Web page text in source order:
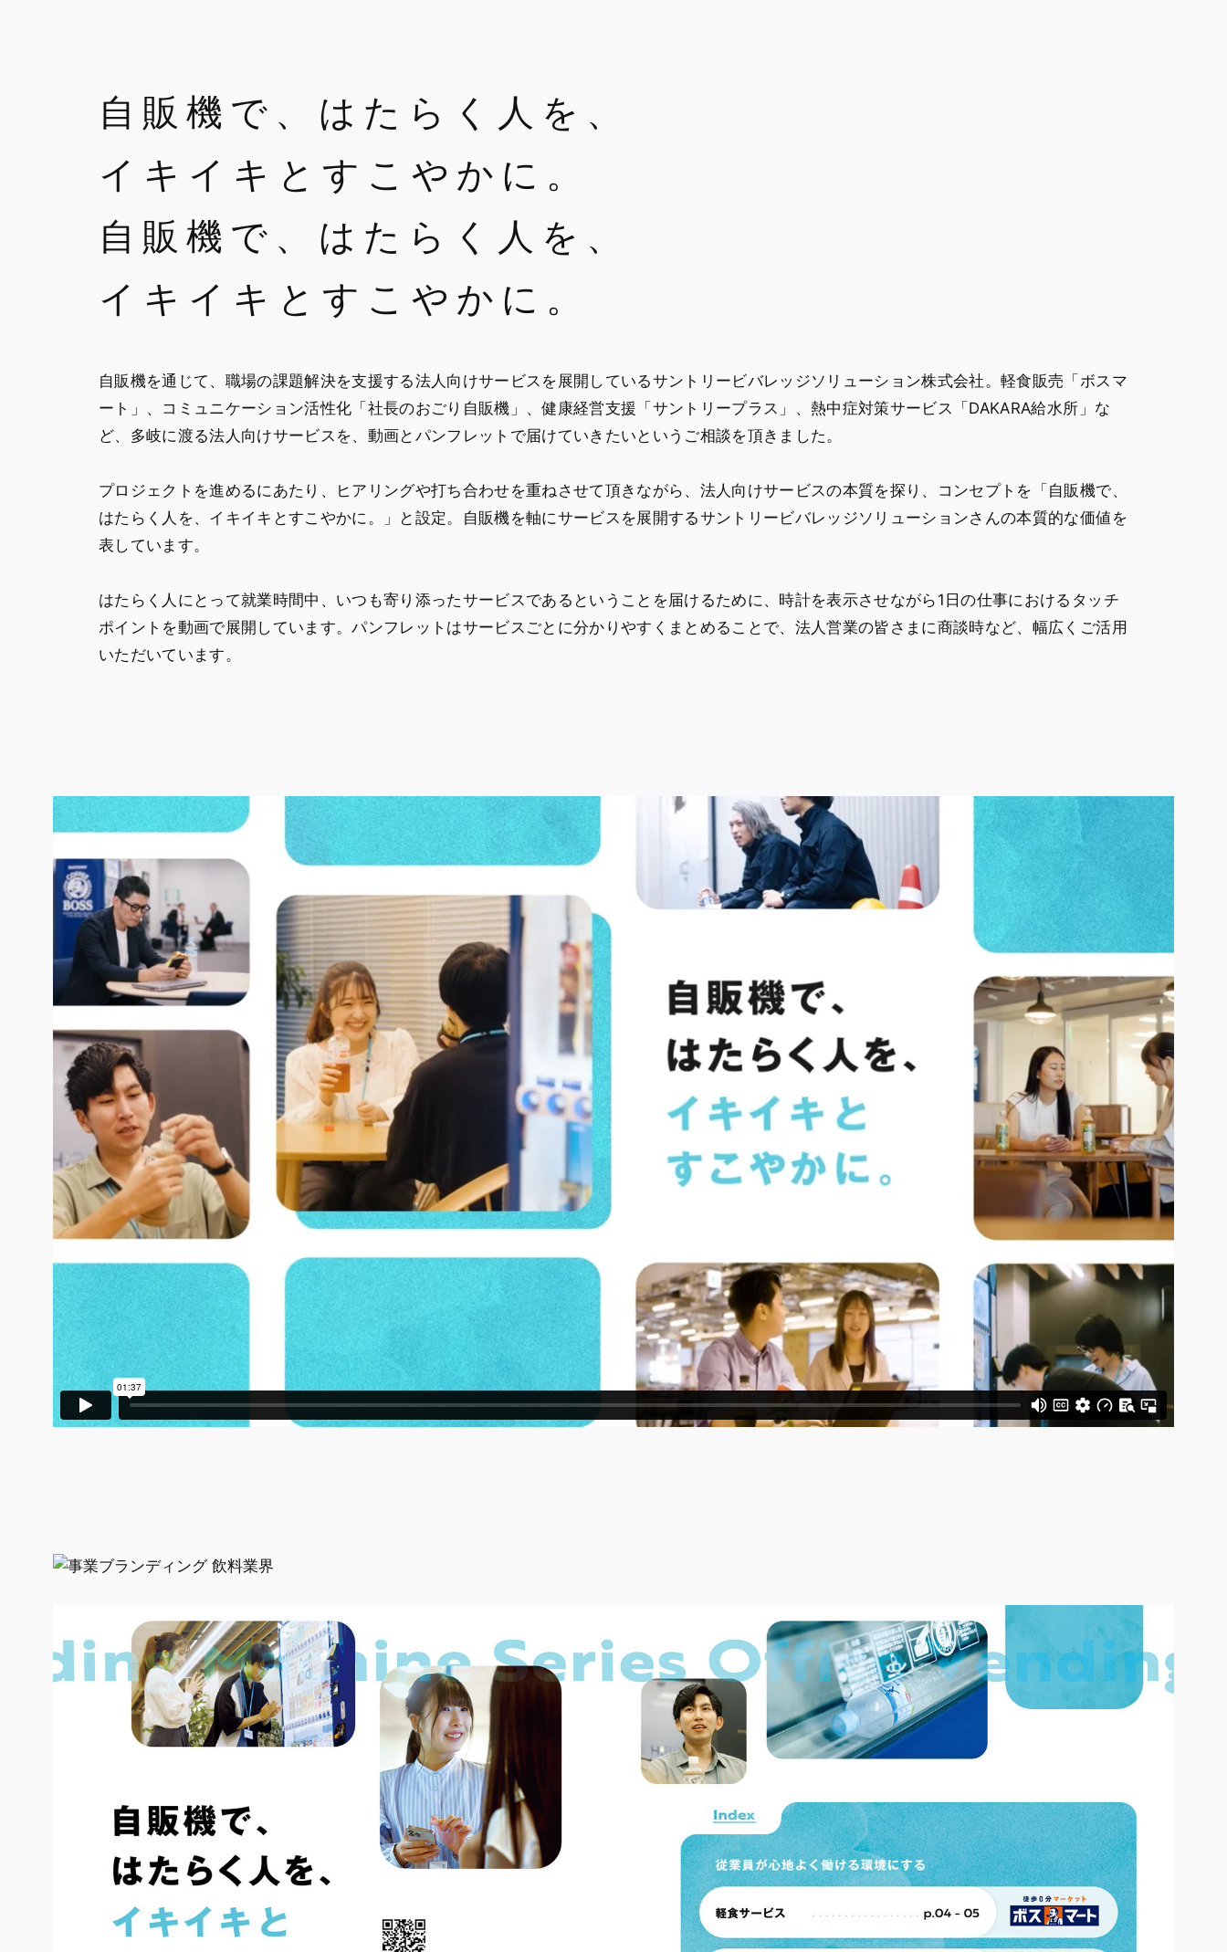
自販機で、はたらく人を、
イキイキとすこやかに。
自販機で、はたらく人を、
イキイキとすこやかに。
自販機を通じて、職場の課題解決を支援する法人向けサービスを展開しているサントリービバレッジソリューション株式会社。軽食販売「ボスマ
ート」、コミュニケーション活性化「社長のおごり自販機」、健康経営支援「サントリープラス」、熱中症対策サービス「DAKARA給水所」な
ど、多岐に渡る法人向けサービスを、動画とパンフレットで届けていきたいというご相談を頂きました。
プロジェクトを進めるにあたり、ヒアリングや打ち合わせを重ねさせて頂きながら、法人向けサービスの本質を探り、コンセプトを「自販機で、
はたらく人を、イキイキとすこやかに。」と設定。自販機を軸にサービスを展開するサントリービバレッジソリューションさんの本質的な価値を
表しています。
はたらく人にとって就業時間中、いつも寄り添ったサービスであるということを届けるために、時計を表示させながら1日の仕事におけるタッチ
ポイントを動画で展開しています。パンフレットはサービスごとに分かりやすくまとめることで、法人営業の皆さまに商談時など、幅広くご活用
いただいています。